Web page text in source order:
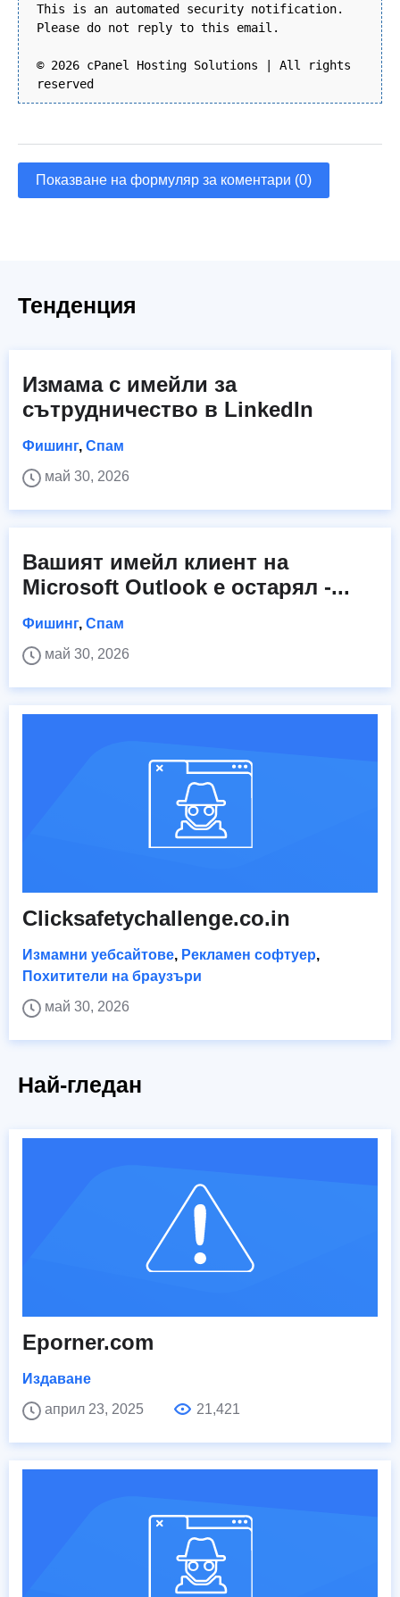
This is an automated security notification.
Please do not reply to this email.
© 2026 cPanel Hosting Solutions | All rights
reserved
Показване на формуляр за коментари (0)
Тенденция
Измама с имейли за
сътрудничество в LinkedIn
Фишинг, Спам
май 30, 2026
Вашият имейл клиент на
Microsoft Outlook е остарял -...
Фишинг, Спам
май 30, 2026
Clicksafetychallenge.co.in
Измамни уебсайтове, Рекламен софтуер,
Похитители на браузъри
май 30, 2026
Най-гледан
Eporner.com
Издаване
април 23, 2025
21,421